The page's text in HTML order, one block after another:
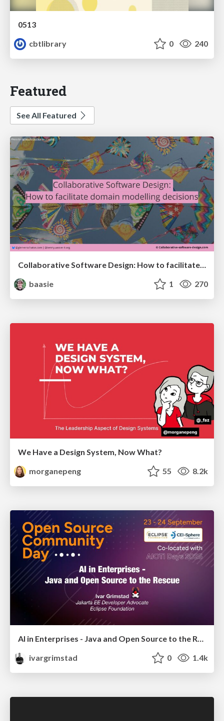
0513
cbtlibrary
0 240
Featured
See All Featured
Collaborative Software Design: How to facilitate domain modelling decisions
baasie
1 270
We Have a Design System, Now What?
morganepeng
55 8.2k
AI in Enterprises - Java and Open Source to the Rescue
ivargrimstad
0 1.4k